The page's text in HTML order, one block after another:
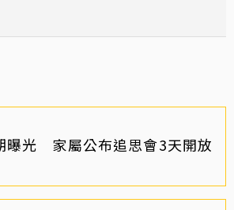
曝光 家屬公布追思會3天開放